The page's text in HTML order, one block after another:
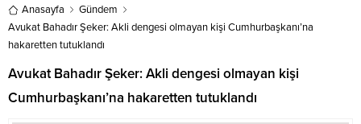
Anasayfa
Gündem
Avukat Bahadır Şeker: Akli dengesi olmayan kişi Cumhurbaşkanı’na
hakaretten tutuklandı
Avukat Bahadır Şeker: Akli dengesi olmayan kişi
Cumhurbaşkanı’na hakaretten tutuklandı